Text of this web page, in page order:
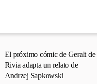
El próximo cómic de Geralt de
Rivia adapta un relato de
Andrzej Sapkowski